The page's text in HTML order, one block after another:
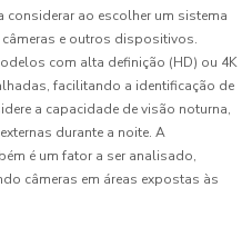
ao escolher um sistema
e outros dispositivos.
com alta definição (HD) ou 4K
facilitando a identificação de
a capacidade de visão noturna,
durante a noite. A
é um fator a ser analisado,
câmeras em áreas expostas às